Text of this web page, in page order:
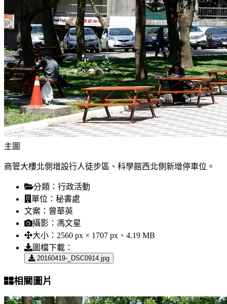
主圖
商管大樓北側增設行人徒步區、科學館西北側新增停車位。
分類： 行政活動
單位： 秘書處
文案： 曾華英
攝影： 馮文星
大小： 2560 px × 1707 px、4.19 MB
圖檔下載：
20160419-_DSC0914.jpg
相關圖片